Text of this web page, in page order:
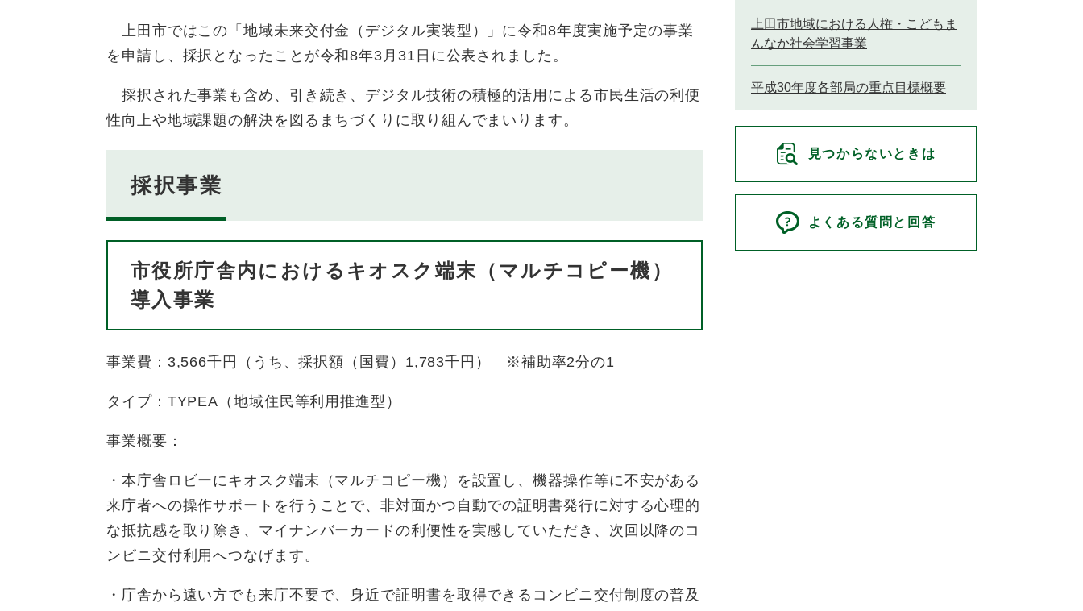
上田市ではこの「地域未来交付金（デジタル実装型）」に令和8年度実施予定の事業
を申請し、採択となったことが令和8年3月31日に公表されました。
採択された事業も含め、引き続き、デジタル技術の積極的活用による市民生活の利便
性向上や地域課題の解決を図るまちづくりに取り組んでまいります。
採択事業
市役所庁舎内におけるキオスク端末（マルチコピー機）
導入事業​
事業費：3,566千円（うち、採択額（国費）1,783千円） ※補助率2分の1
タイプ：TYPEA（地域住民等利用推進型）
事業概要：
・本庁舎ロビーにキオスク端末（マルチコピー機）を設置し、機器操作等に不安がある
来庁者への操作サポートを行うことで、非対面かつ自動での証明書発行に対する心理的
な抵抗感を取り除き、マイナンバーカードの利便性を実感していただき、次回以降のコ
ンビニ交付利用へつなげます。
・庁舎から遠い方でも来庁不要で、身近で証明書を取得できるコンビニ交付制度の普及
上田市地域における人権・こどもま
んなか社会学習事業
平成30年度各部局の重点目標概要
見つからないときは
よくある質問と回答